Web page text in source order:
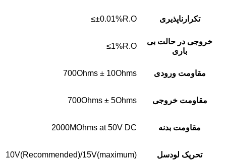
تکرارناپذیری ±0.01%R.O≥
خروجی در حالت بی
باری
1%R.O≥
مقاومت ورودی 700Ohms ± 10Ohms
مقاومت خروجی 700Ohms ± 5Ohms
مقاومت بدنه 2000MOhms at 50V DC
تحریک لودسل 10V(Recommended)/15V(maximum)